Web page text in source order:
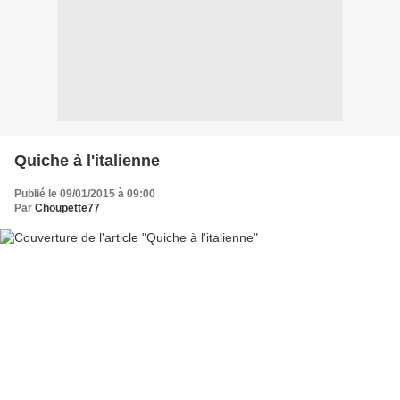
Quiche à l'italienne
Publié le 09/01/2015 à 09:00
Par Choupette77